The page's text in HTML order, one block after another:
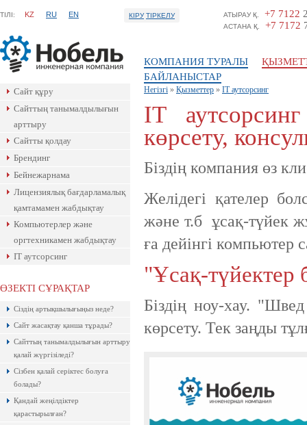
ТIЛI: KZ RU EN КІРУ ТІРКЕЛУ АТЫРАУ Қ. +7 7122
АСТАНА Қ. +7 7172
КОМПАНИЯ ТУРАЛЫ
БАЙЛАНЫСТАР
Сайт құру
Сайттың танымалдылығын
арттыру
Сайтты қолдау
Брендинг
Бейнежарнама
Лицензиялық бағдарламалық
қамтамамен жабдықтау
Компьютерлер және
оргтехникамен жабдықтау
IТ аутсорсинг
ӨЗЕКТІ СҰРАҚТАР
Сіздің артықшылығыңыз неде?
Сайт жасақтау қанша тұрады?
Сайттың танымалдылығын арттыру
қалай жүргізіледі?
Сізбен қалай серіктес болуға
болады?
Қандай жеңілдіктер
қарастырылған?
керемет хостингі. Жылдармен
ұнайтыны анық, қазір байқап көр!
Негізгі » Қызметтер » IТ аутсорсинг
IТ
көрсету,
Біздің компания өз
Желідегі қателер
және т.б ұсақ-түйек
ға дейінгі компьютер
"Ұсақ-
Біздің ноу-хау.
көрсету. Тек заңды